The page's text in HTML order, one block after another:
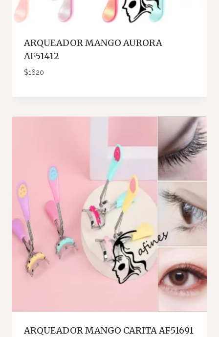
ARQUEADOR MANGO AURORA
AF51412
$1620
ARQUEADOR MANGO CARITA AF51691